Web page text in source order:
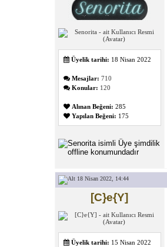
Üyelik tarihi: 18 Nisan 2022
Mesajlar: 710
Konular: 120
Alınan Beğeni: 285
Yapılan Beğeni: 175
18 Nisan 2022, 14:44
[C}e{Y]
Üyelik tarihi: 15 Nisan 2022